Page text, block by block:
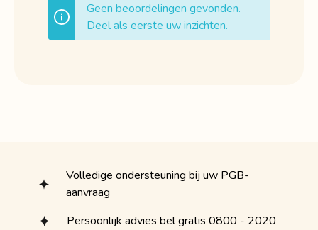
Geen beoordelingen gevonden.
Deel als eerste uw inzichten.
Volledige ondersteuning bij uw PGB-
aanvraag
Persoonlijk advies bel gratis 0800 - 2020